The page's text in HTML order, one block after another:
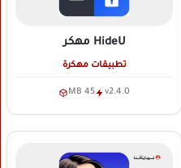
HideU مهكر
تطبيقات مهكرة
v2.4.0
45 MB